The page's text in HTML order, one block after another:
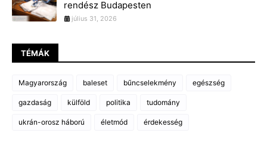
rendész Budapesten
július 31, 2026
TÉMÁK
Magyarország baleset bűncselekmény egészség
gazdaság külföld politika tudomány
ukrán-orosz háború életmód érdekesség